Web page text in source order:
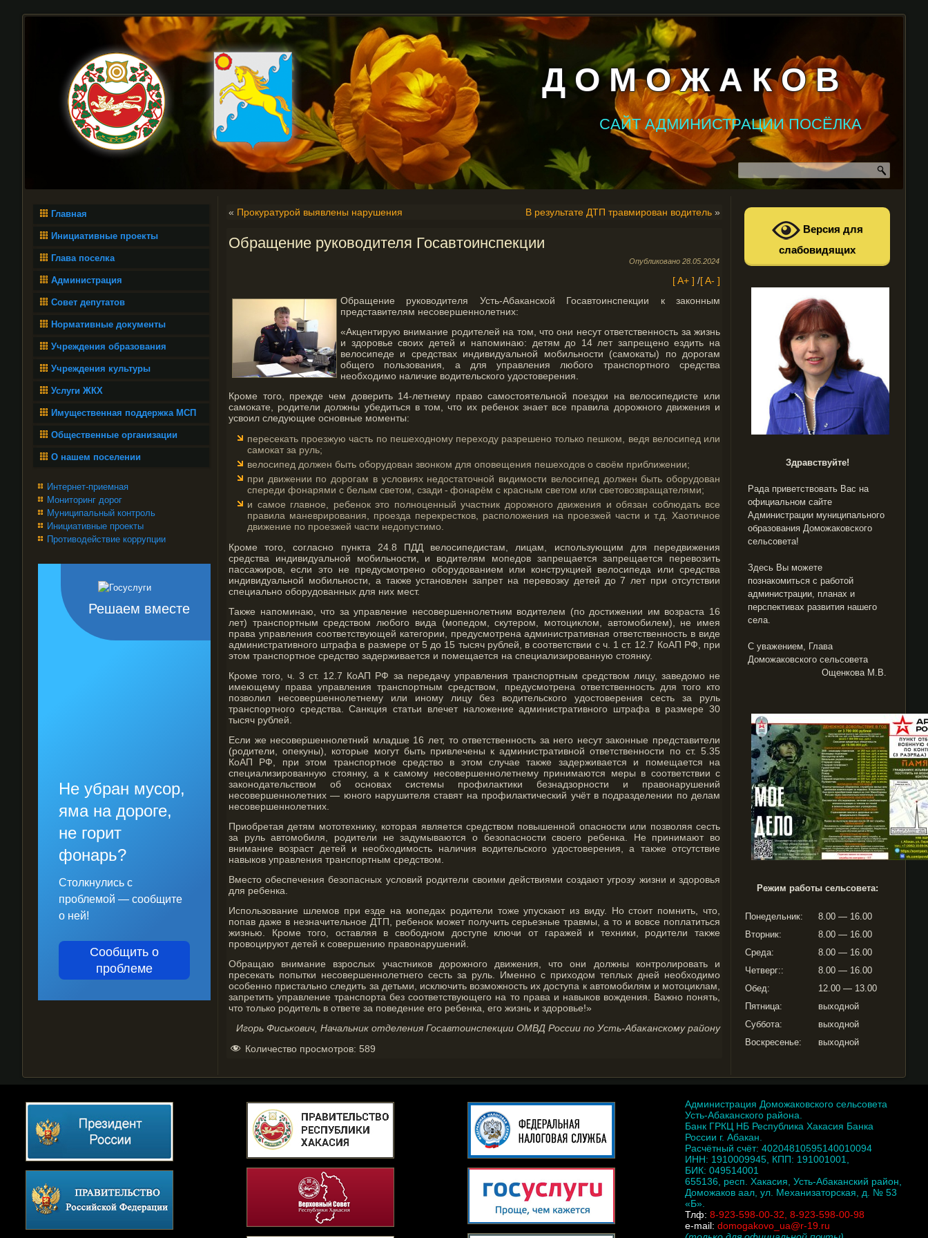
Д О М О Ж А К О В
САЙТ АДМИНИСТРАЦИИ ПОСЁЛКА
Главная
Инициативные проекты
Глава поселка
Администрация
Совет депутатов
Нормативные документы
Учреждения образования
Учреждения культуры
Услуги ЖКХ
Имущественная поддержка МСП
Общественные организации
О нашем поселении
Интернет-приемная
Мониторинг дорог
Муниципальный контроль
Инициативные проекты
Противодействие коррупции
Решаем вместе
Не убран мусор,
яма на дороге,
не горит
фонарь?
Столкнулись с
проблемой — сообщите
о ней!
Сообщить о
проблеме
« Прокуратурой выявлены нарушения В результате ДТП травмирован водитель »
Обращение руководителя Госавтоинспекции
Опубликовано 28.05.2024
[ A+ ] /[ A- ]
Обращение руководителя Усть-Абаканской Госавтоинспекции к законным
представителям несовершеннолетних:
«Акцентирую внимание родителей на том, что они несут ответственность за жизнь
и здоровье своих детей и напоминаю: детям до 14 лет запрещено ездить на
велосипеде и средствах индивидуальной мобильности (самокаты) по дорогам
общего пользования, а для управления любого транспортного средства
необходимо наличие водительского удостоверения.
Кроме того, прежде чем доверить 14-летнему право самостоятельной поездки на велосипедисте или
самокате, родители должны убедиться в том, что их ребенок знает все правила дорожного движения и
усвоил следующие основные моменты:
пересекать проезжую часть по пешеходному переходу разрешено только пешком, ведя велосипед или
самокат за руль;
велосипед должен быть оборудован звонком для оповещения пешеходов о своём приближении;
при движении по дорогам в условиях недостаточной видимости велосипед должен быть оборудован
спереди фонарями с белым светом, сзади - фонарём с красным светом или световозвращателями;
и самое главное, ребенок это полноценный участник дорожного движения и обязан соблюдать все
правила маневрирования, проезда перекрестков, расположения на проезжей части и т.д. Хаотичное
движение по проезжей части недопустимо.
Кроме того, согласно пункта 24.8 ПДД велосипедистам, лицам, использующим для передвижения
средства индивидуальной мобильности, и водителям мопедов запрещается запрещается перевозить
пассажиров, если это не предусмотрено оборудованием или конструкцией велосипеда или средства
индивидуальной мобильности, а также установлен запрет на перевозку детей до 7 лет при отсутствии
специально оборудованных для них мест.
Также напоминаю, что за управление несовершеннолетним водителем (по достижении им возраста 16
лет) транспортным средством любого вида (мопедом, скутером, мотоциклом, автомобилем), не имея
права управления соответствующей категории, предусмотрена административная ответственность в виде
административного штрафа в размере от 5 до 15 тысяч рублей, в соответствии с ч. 1 ст. 12.7 КоАП РФ, при
этом транспортное средство задерживается и помещается на специализированную стоянку.
Кроме того, ч. 3 ст. 12.7 КоАП РФ за передачу управления транспортным средством лицу, заведомо не
имеющему права управления транспортным средством, предусмотрена ответственность для того кто
позволил несовершеннолетнему или иному лицу без водительского удостоверения сесть за руль
транспортного средства. Санкция статьи влечет наложение административного штрафа в размере 30
тысяч рублей.
Если же несовершеннолетний младше 16 лет, то ответственность за него несут законные представители
(родители, опекуны), которые могут быть привлечены к административной ответственности по ст. 5.35
КоАП РФ, при этом транспортное средство в этом случае также задерживается и помещается на
специализированную стоянку, а к самому несовершеннолетнему принимаются меры в соответствии с
законодательством об основах системы профилактики безнадзорности и правонарушений
несовершеннолетних — юного нарушителя ставят на профилактический учёт в подразделении по делам
несовершеннолетних.
Приобретая детям мототехнику, которая является средством повышенной опасности или позволяя сесть
за руль автомобиля, родители не задумываются о безопасности своего ребенка. Не принимают во
внимание возраст детей и необходимость наличия водительского удостоверения, а также отсутствие
навыков управления транспортным средством.
Вместо обеспечения безопасных условий родители своими действиями создают угрозу жизни и здоровья
для ребенка.
Использование шлемов при езде на мопедах родители тоже упускают из виду. Но стоит помнить, что,
попав даже в незначительное ДТП, ребенок может получить серьезные травмы, а то и вовсе поплатиться
жизнью. Кроме того, оставляя в свободном доступе ключи от гаражей и техники, родители также
провоцируют детей к совершению правонарушений.
Обращаю внимание взрослых участников дорожного движения, что они должны контролировать и
пресекать попытки несовершеннолетнего сесть за руль. Именно с приходом теплых дней необходимо
особенно пристально следить за детьми, исключить возможность их доступа к автомобилям и мотоциклам,
запретить управление транспорта без соответствующего на то права и навыков вождения. Важно понять,
что только родитель в ответе за поведение его ребенка, его жизнь и здоровье!»
Игорь Фиськович, Начальник отделения Госавтоинспекции ОМВД России по Усть-Абаканскому району
Количество просмотров: 589
Версия для
слабовидящих
Здравствуйте!
Рада приветствовать Вас на
официальном сайте
Администрации муниципального
образования Доможаковского
сельсовета!
Здесь Вы можете
познакомиться с работой
администрации, планах и
перспективах развития нашего
села.
С уважением, Глава
Доможаковского сельсовета
Ощенкова М.В.
Режим работы сельсовета:
Понедельник:
8.00 — 16.00
Вторник:
8.00 — 16.00
Среда:
8.00 — 16.00
Четверг::
8.00 — 16.00
Обед:
12.00 — 13.00
Пятница:
выходной
Суббота:
выходной
Воскресенье:
выходной
Администрация Доможаковского сельсовета
Усть-Абаканского района.
Банк ГРКЦ НБ Республика Хакасия Банка
России г. Абакан.
Расчётный счёт: 40204810595140010094
ИНН: 1910009945, КПП: 191001001,
БИК: 049514001
655136, респ. Хакасия, Усть-Абаканский район,
Доможаков аал, ул. Механизаторская, д. № 53
«Б».
Тлф: 8-923-598-00-32, 8-923-598-00-98
e-mail: domogakovo_ua@r-19.ru